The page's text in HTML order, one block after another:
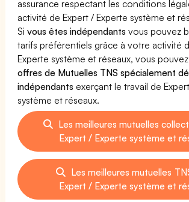
assurance respectant les conditions
activité de Expert / Experte système et
Sivous êtes indépendants vous pouvez
tarifs préférentiels grâce à votre activité
Experte système et réseaux, vous
offres de Mutuelles TNS spécialement
indépendants exerçant le travail de
système et réseaux.
Les meilleures mutuelles
Expert / Experte système et
Les meilleures mutuelles
Expert / Experte système et